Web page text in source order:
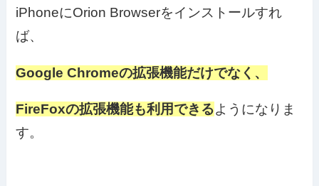
iPhoneにOrion Browserをインストールすれ
ば、
Google Chromeの拡張機能だけでなく、
FireFoxの拡張機能も利用できるようになりま
す。